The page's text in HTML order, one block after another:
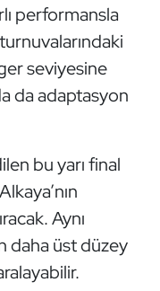
performansla
seviyesine
da adaptasyon
bu yarı final
Aynı
daha üst düzey